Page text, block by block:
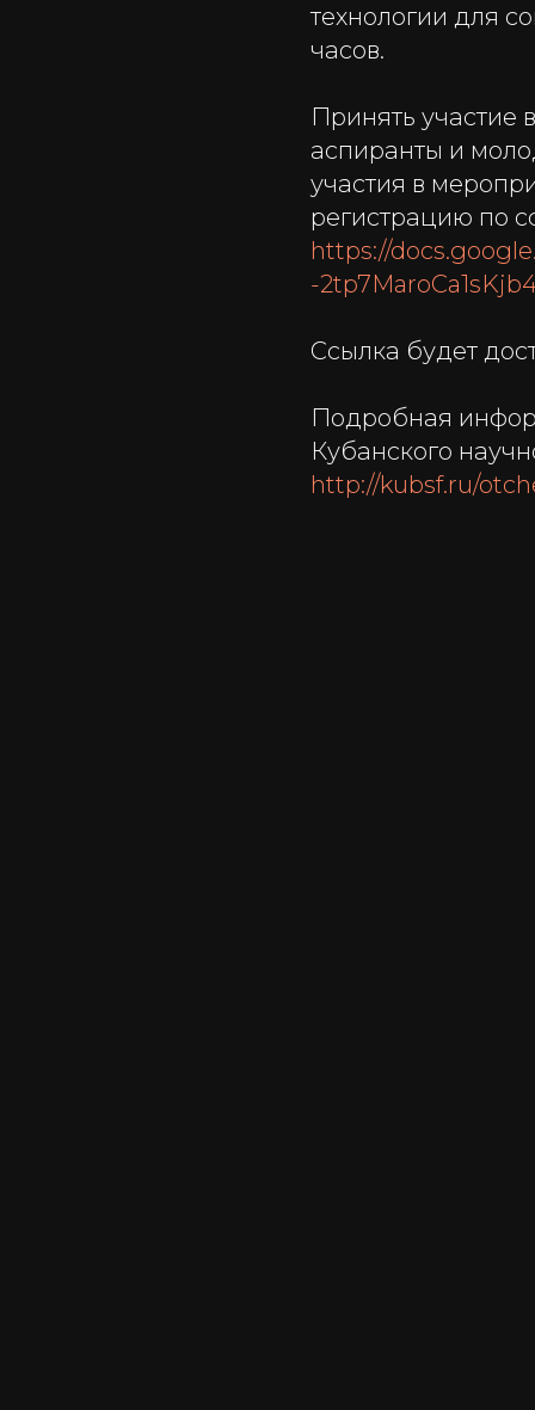
технологии для
часов.
Принять участие
аспиранты и
участия в
регистрацию по
https://
-
Ссылка будет
Подробная
Кубанского
http://kubsf.ru/